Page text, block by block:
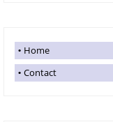
Home
Contact